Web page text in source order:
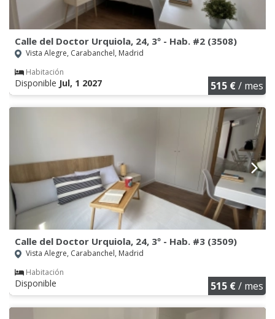
Calle del Doctor Urquiola, 24, 3º - Hab. #2 (3508)
Vista Alegre, Carabanchel, Madrid
Habitación
Disponible Jul, 1 2027 515 €/ mes
Calle del Doctor Urquiola, 24, 3º - Hab. #3 (3509)
Vista Alegre, Carabanchel, Madrid
Habitación
Disponible 515 €/ mes